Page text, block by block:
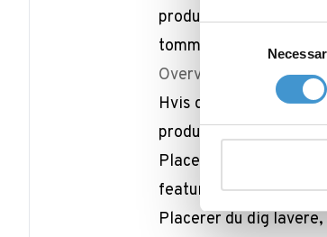
Selection
produkt eller om du
tommelfingerregel
Overvejelser om din
Hvis du prismæssigt er
produkt.
Placerer du dig i
features du har end
Placerer du dig